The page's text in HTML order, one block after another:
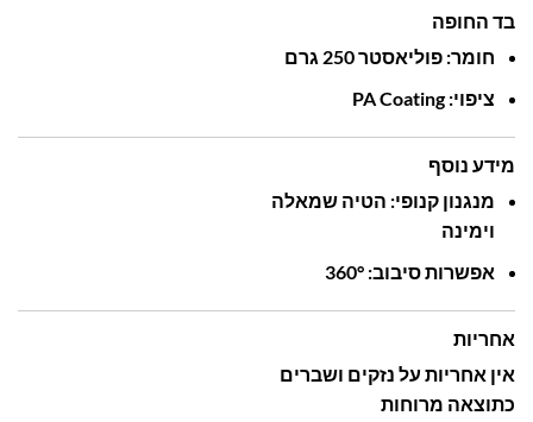
בד החופה
חומר: פוליאסטר ‎250‎ גרם
ציפוי: ‎
PACoating‎
מידע נוסף
מנגנון קנופי: הטיה שמאלה
וימינה
אפשרותסיבוב: ‎ 360°‎
אחריות
אין אחריות על נזקים ושברים
כתוצאה מרוחות